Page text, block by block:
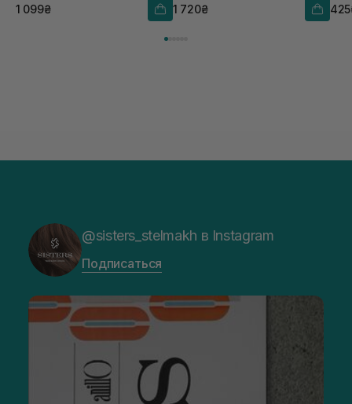
1 099₴ 1 720₴
@sisters_stelmakh в Instagram
Подписаться